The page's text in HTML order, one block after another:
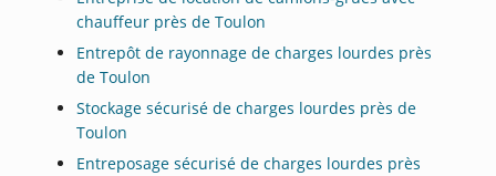
chauffeur près de Toulon
Entrepôt de rayonnage de charges lourdes près
de Toulon
Stockage sécurisé de charges lourdes près de
Toulon
Entreposage sécurisé de charges lourdes près